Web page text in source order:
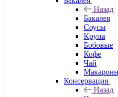
Назад
Бакалея
Соусы
Крупа
Бобовые
Кофе
Чай
Консервация
Назад